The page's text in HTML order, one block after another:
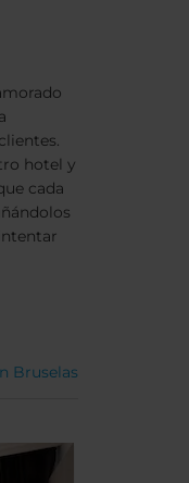
hotel y
cada
Bruselas